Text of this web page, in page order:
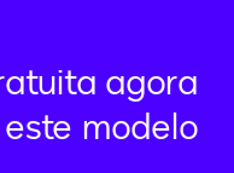
agora
modelo